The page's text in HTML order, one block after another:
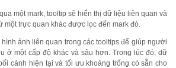
một mark, tooltip sẽ hiển thị dữ liệu liên quan và
một trực quan khác được lọc đến mark đó.
ảnh liên quan trong các tooltips để giúp người
ở một cấp độ khác và sâu hơn. Trong lúc đó, dữ
cảnh hiện tại và tối ưu khoảng trống có sẵn cho